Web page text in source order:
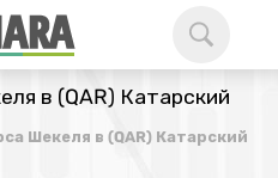
в (QAR) Катарский
Шекеля в (QAR) Катарский